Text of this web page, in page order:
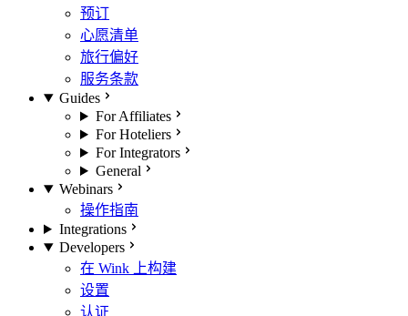
预订
心愿清单
旅行偏好
服务条款
Guides
For Affiliates
For Hoteliers
For Integrators
General
Webinars
操作指南
Integrations
Developers
在 Wink 上构建
设置
认证